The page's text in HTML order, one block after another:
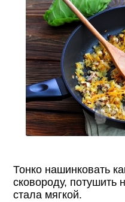
Тонко нашинковать
сковороду, потушить
стала мягкой.